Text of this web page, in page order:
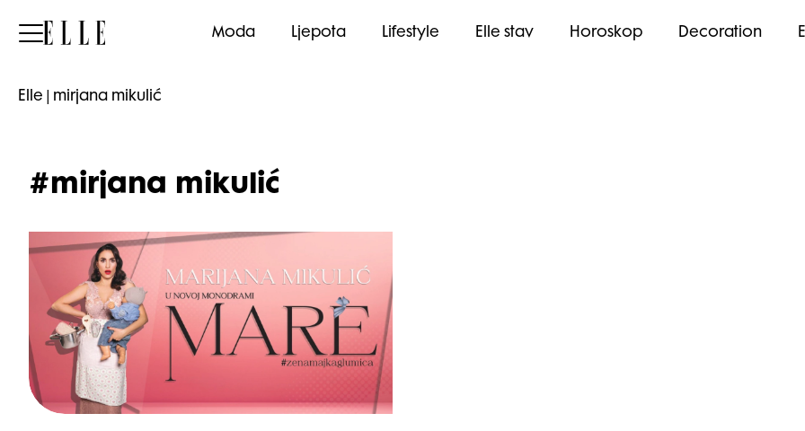
Elle Moda Ljepota Lifestyle Elle stav Horoskop Decoration
Elle mirjana mikulić
#mirjana mikulić